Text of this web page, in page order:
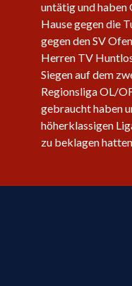
untätig und haben
Hause gegen die
gegen den SV
Herren TV
Siegen auf dem
Regionsliga OL/
gebraucht haben
höherklassigen
zu beklagen